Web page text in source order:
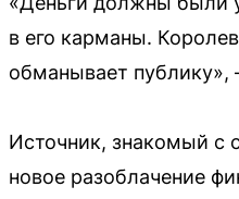
в его карманы.
обманывает
Источник, знакомый с
новое разоблачение